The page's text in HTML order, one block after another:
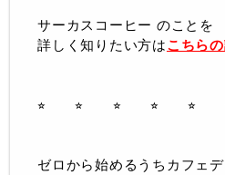
サーカスコーヒー のことを
詳しく知りたい方はこちら
⭐︎ ⭐︎ ⭐︎ ⭐︎ ⭐︎
ゼロから始めるうちカフェ